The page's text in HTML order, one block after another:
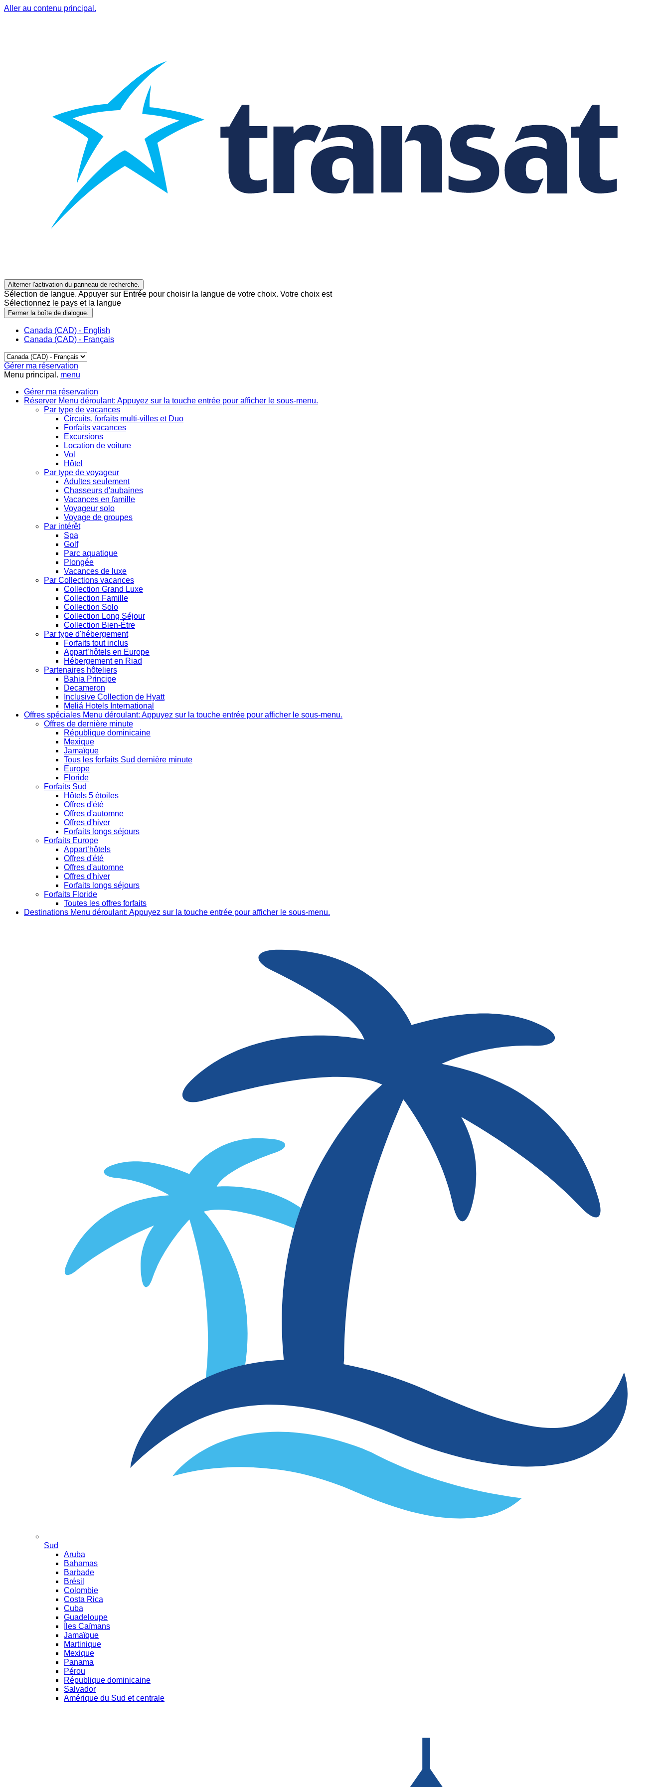
Aller au contenu principal.
Alterner l'activation du panneau de recherche.
Sélection de langue. Appuyer sur Entrée pour choisir la langue de votre choix. Votre choix est
Sélectionnez le pays et la langue
Fermer la boîte de dialogue.
Canada (CAD) - English
Canada (CAD) - Français
Gérer ma réservation
Menu principal. menu
Gérer ma réservation
Réserver Menu déroulant: Appuyez sur la touche entrée pour afficher le sous-menu.
Par type de vacances
Circuits, forfaits multi-villes et Duo
Forfaits vacances
Excursions
Location de voiture
Vol
Hôtel
Par type de voyageur
Adultes seulement
Chasseurs d'aubaines
Vacances en famille
Voyageur solo
Voyage de groupes
Par intérêt
Spa
Golf
Parc aquatique
Plongée
Vacances de luxe
Par Collections vacances
Collection Grand Luxe
Collection Famille
Collection Solo
Collection Long Séjour
Collection Bien-Être
Par type d'hébergement
Forfaits tout inclus
Appart’hôtels en Europe
Hébergement en Riad
Partenaires hôteliers
Bahia Principe
Decameron
Inclusive Collection de Hyatt
Meliá Hotels International
Offres spéciales Menu déroulant: Appuyez sur la touche entrée pour afficher le sous-menu.
Offres de dernière minute
République dominicaine
Mexique
Jamaïque
Tous les forfaits Sud dernière minute
Europe
Floride
Forfaits Sud
Hôtels 5 étoiles
Offres d'été
Offres d'automne
Offres d'hiver
Forfaits longs séjours
Forfaits Europe
Appart’hôtels
Offres d'été
Offres d'automne
Offres d'hiver
Forfaits longs séjours
Forfaits Floride
Toutes les offres forfaits
Destinations Menu déroulant: Appuyez sur la touche entrée pour afficher le sous-menu.
Sud
Aruba
Bahamas
Barbade
Brésil
Colombie
Costa Rica
Cuba
Guadeloupe
Îles Caïmans
Jamaïque
Martinique
Mexique
Panama
Pérou
République dominicaine
Salvador
Amérique du Sud et centrale